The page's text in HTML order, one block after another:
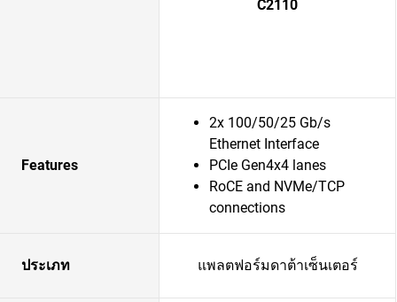
C2110
Features
2x 100/50/25 Gb/s
Ethernet Interface
PCIe Gen4x4 lanes
RoCE and NVMe/TCP
connections
ประเภท แพลตฟอร์มดาต้าเซ็นเตอร์